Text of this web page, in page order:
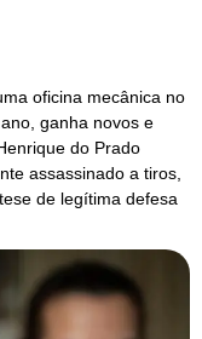
oficina mecânica no
ganha novos e
do Prado
assassinado a tiros,
de legítima defesa